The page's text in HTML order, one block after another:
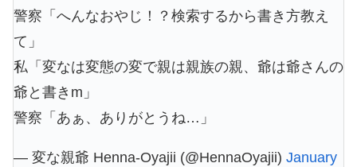
警察「へんなおやじ！？検索するから書き方教え
て」
私「変なは変態の変で親は親族の親、爺は爺さんの
爺と書きm」
警察「あぁ、ありがとうね…」
— 変な親爺 Henna-Oyajii (@HennaOyajii) January